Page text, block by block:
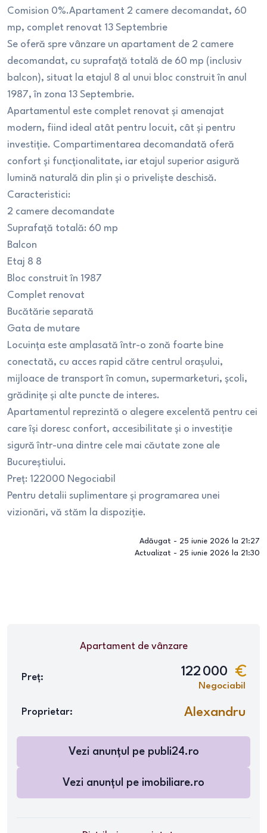
Comision 0%.Apartament 2 camere decomandat, 60
mp, complet renovat 13 Septembrie
Se oferă spre vânzare un apartament de 2 camere
decomandat, cu suprafață totală de 60 mp (inclusiv
balcon), situat la etajul 8 al unui bloc construit în anul
1987, în zona 13 Septembrie.
Apartamentul este complet renovat și amenajat
modern, fiind ideal atât pentru locuit, cât și pentru
investiție. Compartimentarea decomandată oferă
confort și funcționalitate, iar etajul superior asigură
lumină naturală din plin și o priveliște deschisă.
Caracteristici:
2 camere decomandate
Suprafață totală: 60 mp
Balcon
Etaj 8 8
Bloc construit în 1987
Complet renovat
Bucătărie separată
Gata de mutare
Locuința este amplasată într-o zonă foarte bine
conectată, cu acces rapid către centrul orașului,
mijloace de transport în comun, supermarketuri, școli,
grădinițe și alte puncte de interes.
Apartamentul reprezintă o alegere excelentă pentru cei
care își doresc confort, accesibilitate și o investiție
sigură într-una dintre cele mai căutate zone ale
Bucureștiului.
Preț: 122000 Negociabil
Pentru detalii suplimentare și programarea unei
vizionări, vă stăm la dispoziție.
Adăugat - 25 iunie 2026 la 21:27
Actualizat - 25 iunie 2026 la 21:30
Apartamentde vânzare
Preț: 122 000
Negociabil
Proprietar: Alexandru
Vezi anunțul pe publi24.ro
Vezi anunțul pe imobiliare.ro